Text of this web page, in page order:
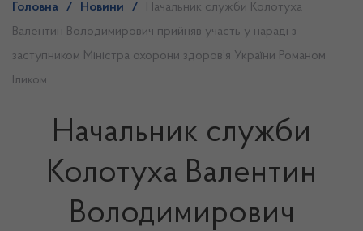
Головна / Новини /
Начальник служби Колотуха
Валентин Володимирович прийняв участь у нараді з
заступником Міністра охорони здоров’я України Романом
Іликом
Начальник служби
Колотуха Валентин
Володимирович